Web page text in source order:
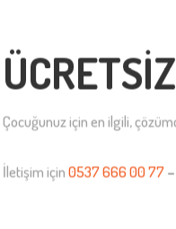
19/11/2025
Çocuğunuz için en ilgili,
İletişim için0537 666 00 77 –